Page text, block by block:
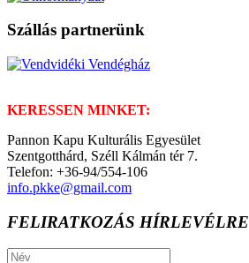
Szállás partnerünk
KERESSEN MINKET:
Pannon Kapu Kulturális Egyesület
Szentgotthárd, Széll Kálmán tér 7.
Telefon: +36-94/554-106
info.pkke@gmail.com
FELIRATKOZÁS HÍRLEVÉLRE